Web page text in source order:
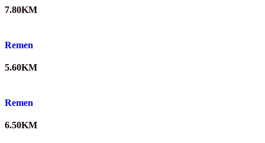
7.80KM
Remen
5.60KM
Remen
6.50KM